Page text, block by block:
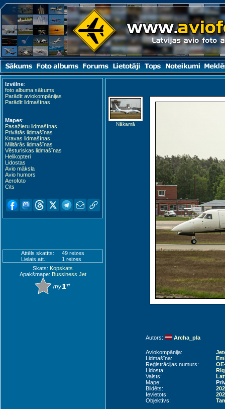
Izvēlne:
foto albuma sākums
Parādīt aviokompānijas
Parādīt lidmašīnas
Mapes:
Pasažieru lidmašīnas
Privātās lidmašīnas
Kravas lidmašīnas
Militārās lidmašīnas
Vēsturiskas lidmašīnas
Helikopteri
Lidostas
Avio māksla
Avio humors
Aerofoto
Cits
Attēls skatīts:
49 reizes
Lielais att.:
1 reizes
Skats: Kopskats
Apakšmape: Bussiness Jet
Nākamā
Autors: Archa_pla
Aviokompānija:
Lidmašīna:
Reģistrācijas numurs:
Lidosta:
Valsts:
Mape:
Bildēts:
Ievietots:
Objektīvs: